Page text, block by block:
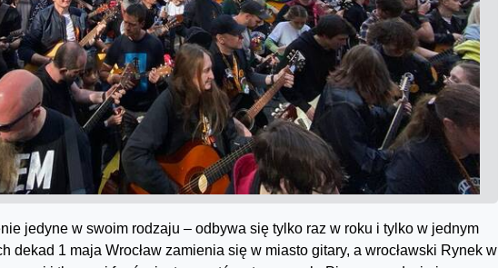
jedyne w swoim rodzaju – odbywa się tylko raz w roku i tylko w jednym
dekad 1 maja Wrocław zamienia się w miasto gitary, a wrocławski Rynek w